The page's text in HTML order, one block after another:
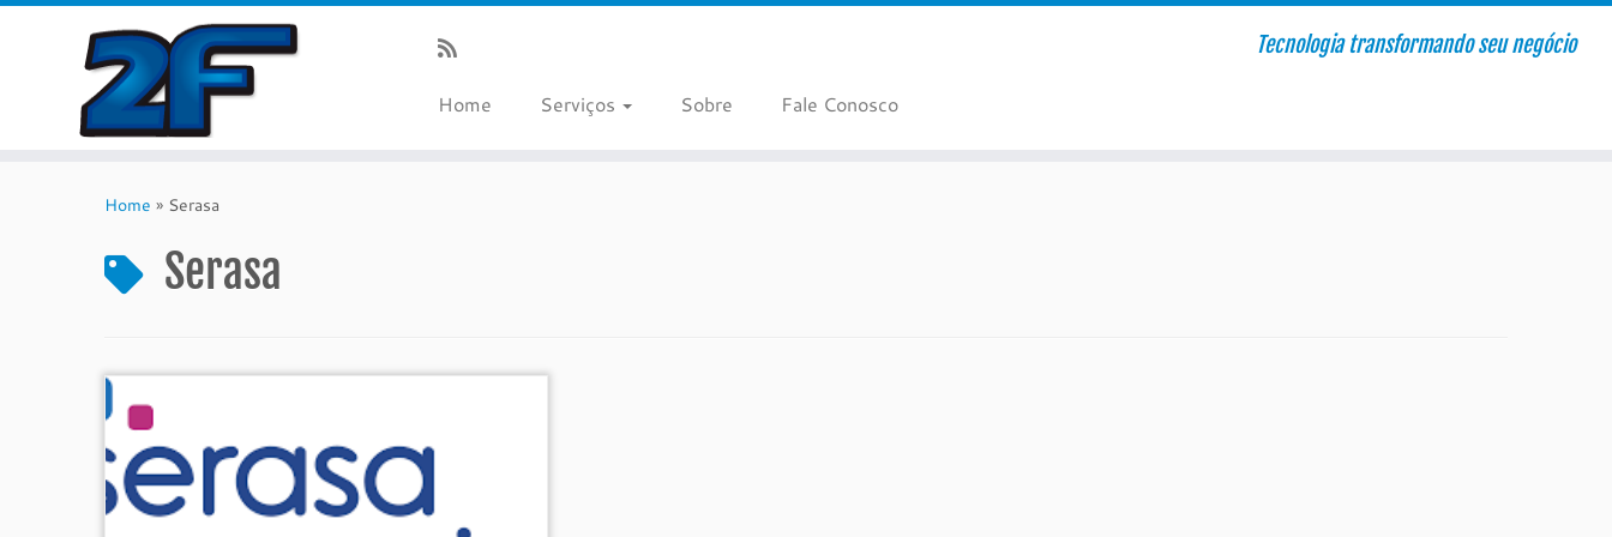
Tecnologia transformando seu negócio
Home Serviços Sobre Fale Conosco
Home » Serasa
Serasa